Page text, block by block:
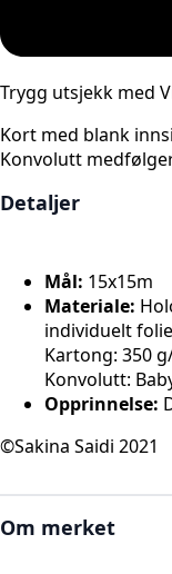
Trygg utsjekk med
Kort med blank
Konvolutt
Detaljer
Mål: 15x15m
Materiale:
individuelt
Kartong: 350
Konvolutt:
Opprinnelse:
©Sakina Saidi 2021
Om merket